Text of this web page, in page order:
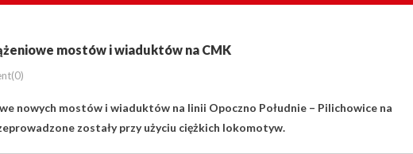
mostów i wiaduktów na CMK
nowych mostów i wiaduktów na linii Opoczno Południe – Pilichowice na
zostały przy użyciu ciężkich lokomotyw.